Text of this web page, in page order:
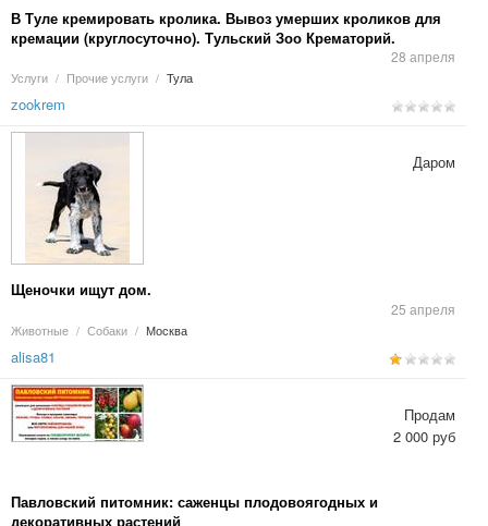
В Туле кремировать кролика. Вывоз умерших кроликов для
кремации (круглосуточно). Тульский Зоо Крематорий.
28 апреля
Услуги / Прочие услуги / Тула
zookrem
Щеночки ищут дом.
25 апреля
Животные / Собаки / Москва
Даром
alisa81
Павловский питомник: саженцы плодовоягодных и
декоративных растений
Продам
2 000 руб